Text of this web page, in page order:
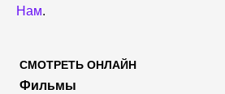
Нам.
СМОТРЕТЬ ОНЛАЙН
Фильмы